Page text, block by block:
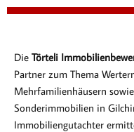
Die Törteli
Partner zum Thema
Mehrfamilienhäusern
Sonderimmobilien in
Immobiliengutachter